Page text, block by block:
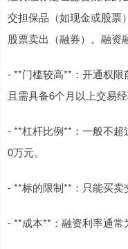
交担保品（如现金或股票
股票卖出（融券）。融资
- **门槛较高**：开通权限
且需具备6个月以上交易经
- **杠杆比例**：一般不
0万元。
- **标的限制**：只能买卖
- **成本**：融资利率通常